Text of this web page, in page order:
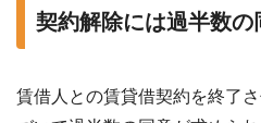
契約解除には過半数の
賃借人との賃貸借契約を終了